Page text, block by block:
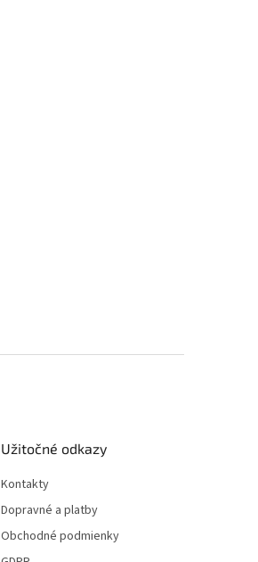
Užitočné odkazy
Kontakty
Dopravné a platby
Obchodné podmienky